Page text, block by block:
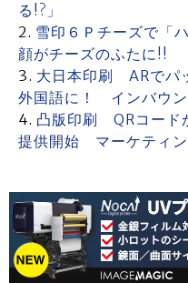
る!?」
雪印６Ｐチーズで「
顔がチーズのふたに!!
大日本印刷 ARでパ
外国語に！ インバウ
凸版印刷 QRコード
提供開始 マーケティ